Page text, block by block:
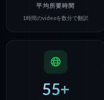
平均所要時間
1時間のvideoを数分で翻訳
55+